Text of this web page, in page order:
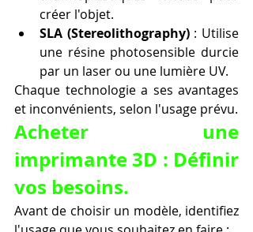
créer l'objet.
SLA (Stereolithography) : Utilise
une résine photosensible durcie
par un laser ou une lumière UV.
Chaque technologie a ses avantages
et inconvénients, selon l'usage prévu.
Acheter une
imprimante 3D : Définir
vos besoins.
Avant de choisir un modèle, identifiez